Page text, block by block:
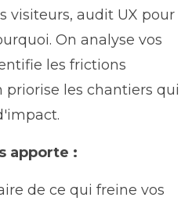
visiteurs, audit UX pour
On analyse vos
les frictions
priorise les chantiers qui
apporte :
de ce qui freine vos